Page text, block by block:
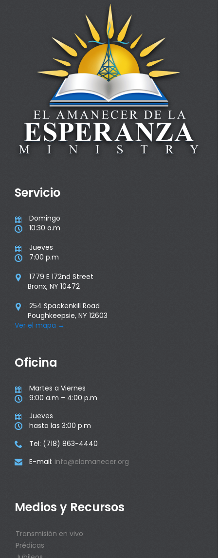
Servicio
 Domingo
 10:30 a.m
 Jueves
 7:00 p.m

1779 E 172nd Street
Bronx, NY 10472

254 Spackenkill Road
Poughkeepsie, NY 12603
Ver el mapa →
Oficina
 Martes a Viernes
 9:00 a.m – 4:00 p.m
 Jueves
 hasta las 3:00 p.m
 Tel: (718) 863-4440
 E-mail: info@elamanecer.org
Medios y Recursos
Transmisión en vivo
Prédicas